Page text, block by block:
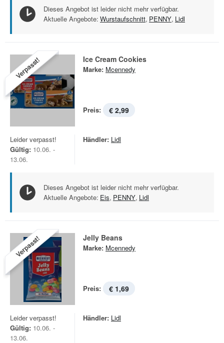
Dieses Angebot ist leider nicht mehr verfügbar.
Aktuelle Angebote: Wurstaufschnitt, PENNY, Lidl
Verpasst! Ice Cream Cookies
Marke: Mcennedy
Preis: € 2,99
Leider verpasst!
Gültig: 10.06. -
13.06.
Händler: Lidl
Dieses Angebot ist leider nicht mehr verfügbar.
Aktuelle Angebote: Eis, PENNY, Lidl
Verpasst! Jelly Beans
Marke: Mcennedy
Preis: € 1,69
Leider verpasst!
Gültig: 10.06. -
13.06.
Händler: Lidl